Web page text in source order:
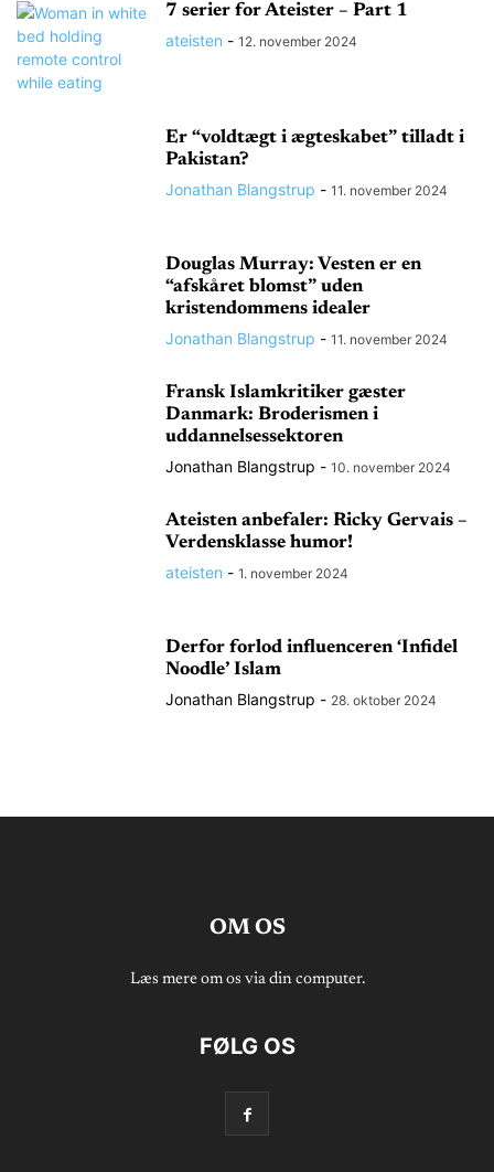
7 serier for Ateister – Part 1
ateisten - 12. november 2024
Er “voldtægt i ægteskabet” tilladt i
Pakistan?
Jonathan Blangstrup - 11. november 2024
Douglas Murray: Vesten er en
“afskåret blomst” uden
kristendommens idealer
Jonathan Blangstrup - 11. november 2024
Fransk Islamkritiker gæster
Danmark: Broderismen i
uddannelsessektoren
Jonathan Blangstrup - 10. november 2024
Ateisten anbefaler: Ricky Gervais –
Verdensklasse humor!
ateisten - 1. november 2024
Derfor forlod influenceren ‘Infidel
Noodle’ Islam
Jonathan Blangstrup - 28. oktober 2024
OM OS
Læs mere om os via din computer.
FØLG OS